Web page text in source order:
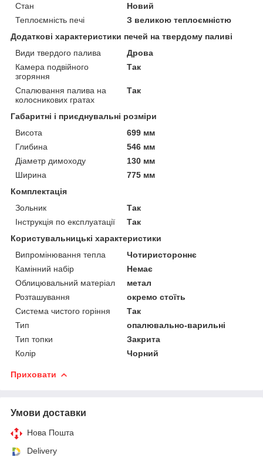
Стан
Новий
Теплоємність печі
З великою теплоємністю
Додаткові характеристики печей на твердому паливі
Види твердого палива
Дрова
Камера подвійного
згоряння
Так
Спалювання палива на
колосникових гратах
Так
Габаритні і приєднувальні розміри
Висота
699 мм
Глибина
546 мм
Діаметр димоходу
130 мм
Ширина
775 мм
Комплектація
Зольник
Так
Інструкція по експлуатації
Так
Користувальницькі характеристики
Випромінювання тепла
Чотиристороннє
Камінний набір
Немає
Облицювальний матеріал
метал
Розташування
окремо стоїть
Система чистого горіння
Так
Тип
опалювально-варильні
Тип топки
Закрита
Колір
Чорний
Приховати
Умови доставки
Нова Пошта
Delivery